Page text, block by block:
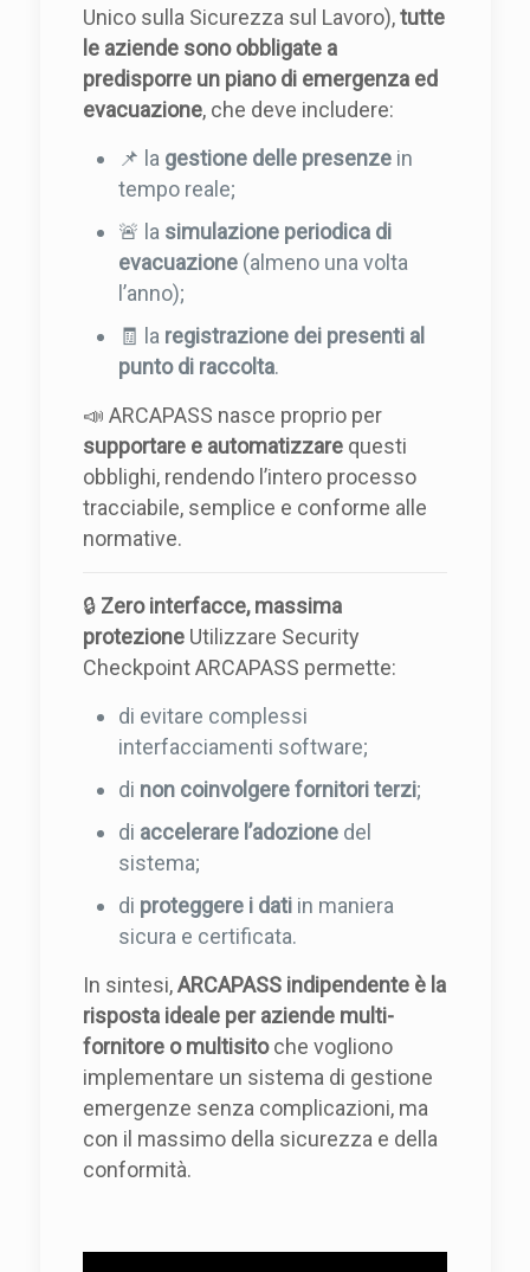
Unico sulla Sicurezza sul Lavoro),tutte
le aziende sono obbligate a
predisporre un piano di emergenza ed
evacuazione, che deve includere:
📌 la gestione delle presenze in
tempo reale;
🚨 la simulazione periodica di
evacuazione (almeno una volta
l’anno);
🧾 la registrazione dei presenti al
punto di raccolta.
📣 ARCAPASS nasce proprio per
supportare e automatizzare questi
obblighi, rendendo l’intero processo
tracciabile, semplice e conforme alle
normative.
🔒 Zero interfacce, massima
protezione Utilizzare Security
Checkpoint ARCAPASS permette:
di evitare complessi
interfacciamenti software;
di non coinvolgere fornitori terzi;
di accelerare l’adozione del
sistema;
di proteggere i dati in maniera
sicura e certificata.
In sintesi,ARCAPASS indipendente è la
risposta ideale per aziende multi-
fornitore o multisitoche vogliono
implementare un sistema di gestione
emergenze senza complicazioni, ma
con il massimo della sicurezza e della
conformità.